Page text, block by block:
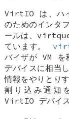
VirtIO は、ハ
のためのインタ
ールは、
ています。
バイザが VM を
デバイスに相当
情報をやりとり
割り込み通知
VirtIO デバイス